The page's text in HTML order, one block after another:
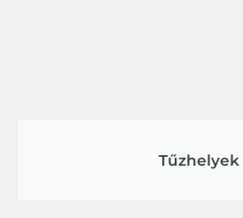
Tűzhelyek